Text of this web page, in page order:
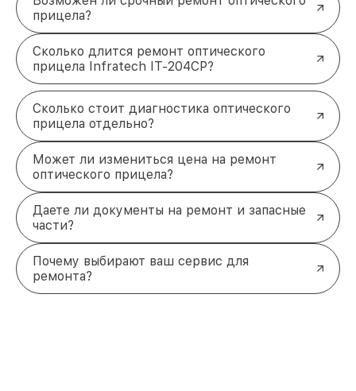
прицела?
Сколько длится ремонт оптического
прицела Infratech IT-204CP?
Сколько стоит диагностика оптического
прицела отдельно?
Может ли измениться цена на ремонт
оптического прицела?
Даете ли документы на ремонт и запасные
части?
Почему выбирают ваш сервис для
ремонта?